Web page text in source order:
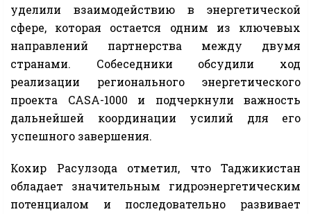
уделили взаимодействию в энергетической
сфере, которая остается одним из ключевых
направлений партнерства между двумя
странами. Собеседники обсудили ход
реализации регионального энергетического
проекта CASA-1000 и подчеркнули важность
дальнейшей координации усилий для его
успешного завершения.
Кохир Расулзода отметил, что Таджикистан
обладает значительным гидроэнергетическим
потенциалом и последовательно развивает